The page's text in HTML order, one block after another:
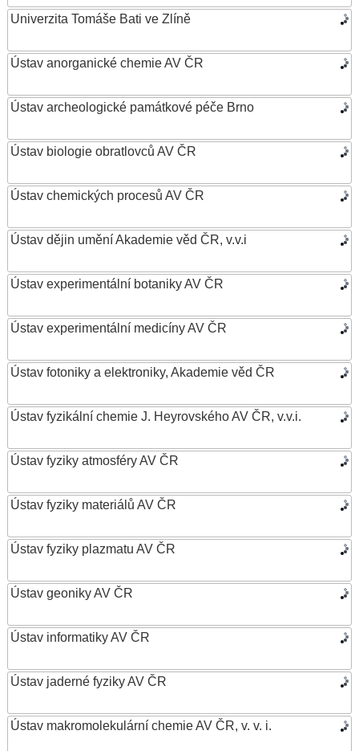
Univerzita Tomáše Bati ve Zlíně
Ústav anorganické chemie AV ČR
Ústav archeologické památkové péče Brno
Ústav biologie obratlovců AV ČR
Ústav chemických procesů AV ČR
Ústav dějin umění Akademie věd ČR, v.v.i
Ústav experimentální botaniky AV ČR
Ústav experimentální medicíny AV ČR
Ústav fotoniky a elektroniky, Akademie věd ČR
Ústav fyzikální chemie J. Heyrovského AV ČR, v.v.i.
Ústav fyziky atmosféry AV ČR
Ústav fyziky materiálů AV ČR
Ústav fyziky plazmatu AV ČR
Ústav geoniky AV ČR
Ústav informatiky AV ČR
Ústav jaderné fyziky AV ČR
Ústav makromolekulární chemie AV ČR, v. v. i.